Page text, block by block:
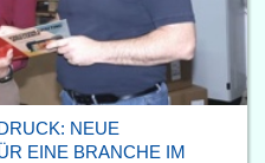
NEUE
EINE BRANCHE IM